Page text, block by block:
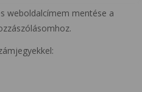
weboldalcímem mentése a